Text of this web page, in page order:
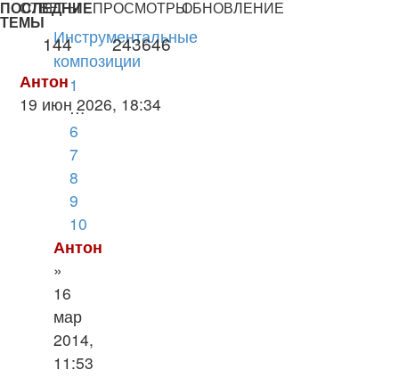
ПОСЛЕДНИЕ
ТЕМЫ
ОТВЕТЫ ПРОСМОТРЫОБНОВЛЕНИЕ
Инструментальные
композиции
1
…
6
7
8
9
10
Антон
»
16
мар
2014,
11:53
144 243646
Антон
19 июн 2026, 18:34